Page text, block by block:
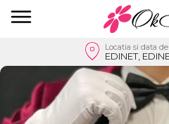
Locatia si data
EDINET,